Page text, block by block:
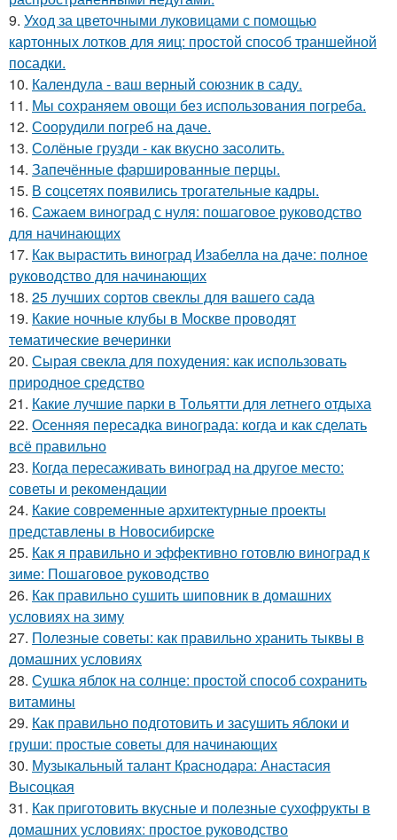
9. Уход за цветочными луковицами с помощью
картонных лотков для яиц: простой способ траншейной
посадки.
10. Календула - ваш верный союзник в саду.
11. Мы сохраняем овощи без использования погреба.
12. Соорудили погреб на даче.
13. Солёные грузди - как вкусно засолить.
14. Запечённые фаршированные перцы.
15. В соцсетях появились трогательные кадры.
16. Сажаем виноград с нуля: пошаговое руководство
для начинающих
17. Как вырастить виноград Изабелла на даче: полное
руководство для начинающих
18. 25 лучших сортов свеклы для вашего сада
19. Какие ночные клубы в Москве проводят
тематические вечеринки
20. Сырая свекла для похудения: как использовать
природное средство
21. Какие лучшие парки в Тольятти для летнего отдыха
22. Осенняя пересадка винограда: когда и как сделать
всё правильно
23. Когда пересаживать виноград на другое место:
советы и рекомендации
24. Какие современные архитектурные проекты
представлены в Новосибирске
25. Как я правильно и эффективно готовлю виноград к
зиме: Пошаговое руководство
26. Как правильно сушить шиповник в домашних
условиях на зиму
27. Полезные советы: как правильно хранить тыквы в
домашних условиях
28. Сушка яблок на солнце: простой способ сохранить
витамины
29. Как правильно подготовить и засушить яблоки и
груши: простые советы для начинающих
30. Музыкальный талант Краснодара: Анастасия
Высоцкая
31. Как приготовить вкусные и полезные сухофрукты в
домашних условиях: простое руководство